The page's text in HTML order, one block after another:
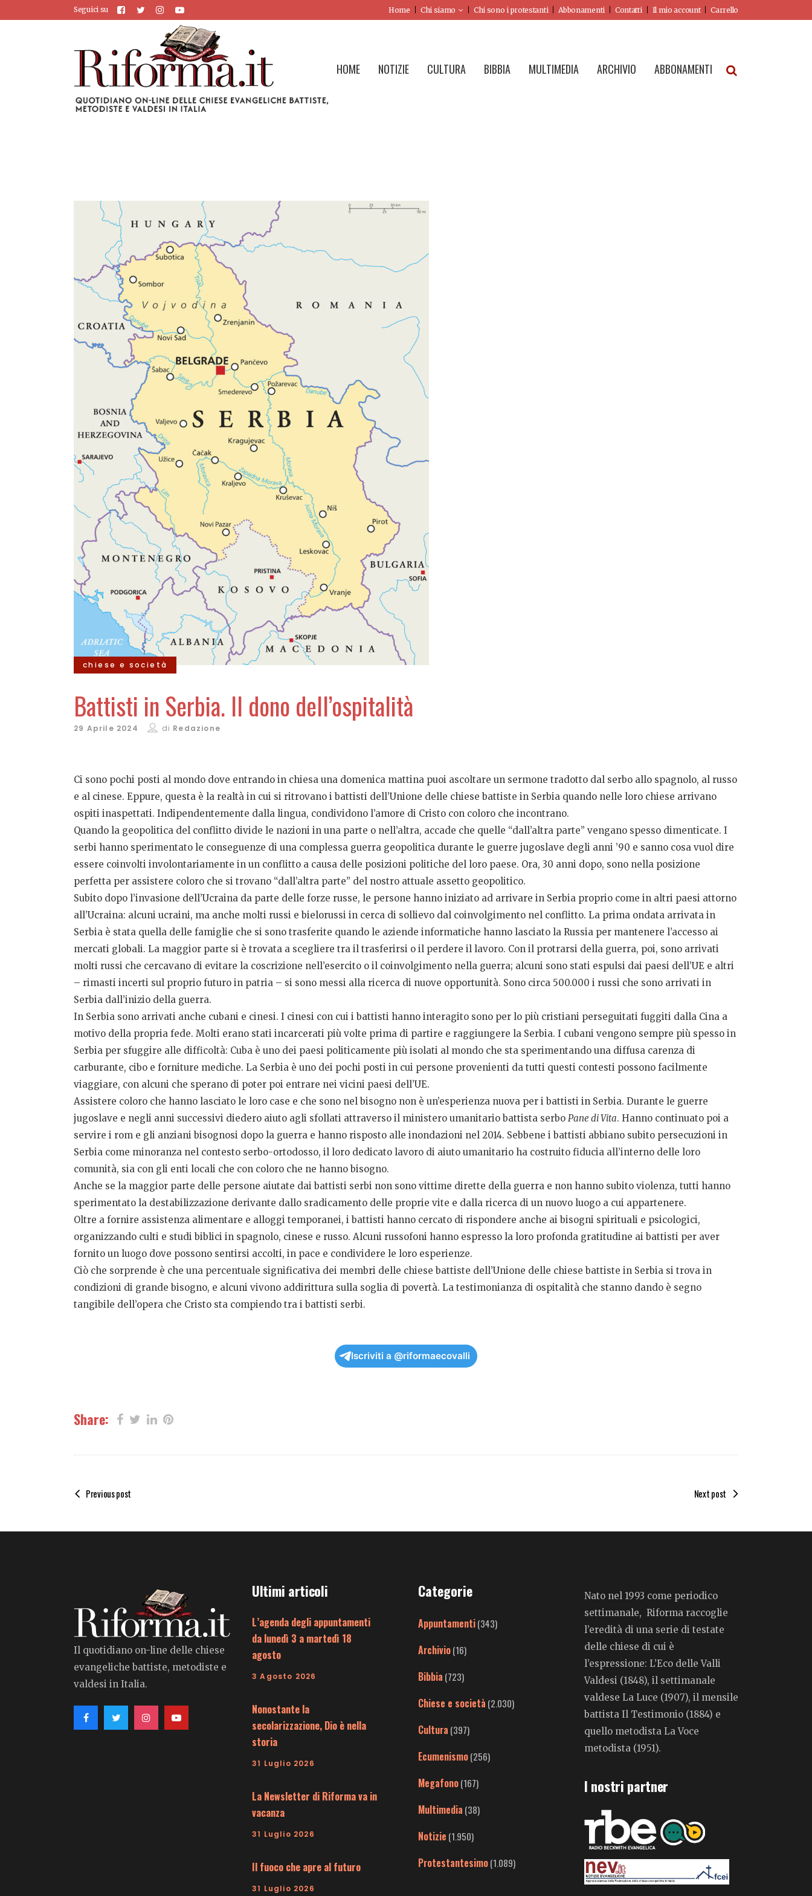
Seguici su Home Chi siamo Chi sono i protestanti Abbonamenti Contatti Il mio account Carrello
HOME NOTIZIE CULTURA BIBBIA MULTIMEDIA ARCHIVIO ABBONAMENTI
chiese e società
Battisti in Serbia. Il dono dell’ospitalità
29 Aprile 2024 di Redazione
Ci sono pochi posti al mondo dove entrando in chiesa una domenica mattina puoi ascoltare un sermone tradotto dal serbo allo spagnolo, al russo
e al cinese. Eppure, questa è la realtà in cui si ritrovano i battisti dell’Unione delle chiese battiste in Serbia quando nelle loro chiese arrivano
ospiti inaspettati. Indipendentemente dalla lingua, condividono l’amore di Cristo con coloro che incontrano.
Quando la geopolitica del conflitto divide le nazioni in una parte o nell’altra, accade che quelle “dall’altra parte” vengano spesso dimenticate. I
serbi hanno sperimentato le conseguenze di una complessa guerra geopolitica durante le guerre jugoslave degli anni ’90 e sanno cosa vuol dire
essere coinvolti involontariamente in un conflitto a causa delle posizioni politiche del loro paese. Ora, 30 anni dopo, sono nella posizione
perfetta per assistere coloro che si trovano “dall’altra parte” del nostro attuale assetto geopolitico.
Subito dopo l’invasione dell’Ucraina da parte delle forze russe, le persone hanno iniziato ad arrivare in Serbia proprio come in altri paesi attorno
all’Ucraina: alcuni ucraini, ma anche molti russi e bielorussi in cerca di sollievo dal coinvolgimento nel conflitto. La prima ondata arrivata in
Serbia è stata quella delle famiglie che si sono trasferite quando le aziende informatiche hanno lasciato la Russia per mantenere l’accesso ai
mercati globali. La maggior parte si è trovata a scegliere tra il trasferirsi o il perdere il lavoro. Con il protrarsi della guerra, poi, sono arrivati
molti russi che cercavano di evitare la coscrizione nell’esercito o il coinvolgimento nella guerra; alcuni sono stati espulsi dai paesi dell’UE e altri
– rimasti incerti sul proprio futuro in patria – si sono messi alla ricerca di nuove opportunità. Sono circa 500.000 i russi che sono arrivati in
Serbia dall’inizio della guerra.
In Serbia sono arrivati anche cubani e cinesi. I cinesi con cui i battisti hanno interagito sono per lo più cristiani perseguitati fuggiti dalla Cina a
motivo della propria fede. Molti erano stati incarcerati più volte prima di partire e raggiungere la Serbia. I cubani vengono sempre più spesso in
Serbia per sfuggire alle difficoltà: Cuba è uno dei paesi politicamente più isolati al mondo che sta sperimentando una diffusa carenza di
carburante, cibo e forniture mediche. La Serbia è uno dei pochi posti in cui persone provenienti da tutti questi contesti possono facilmente
viaggiare, con alcuni che sperano di poter poi entrare nei vicini paesi dell’UE.
Assistere coloro che hanno lasciato le loro case e che sono nel bisogno non è un’esperienza nuova per i battisti in Serbia. Durante le guerre
jugoslave e negli anni successivi diedero aiuto agli sfollati attraverso il ministero umanitario battista serbo Pane di Vita. Hanno continuato poi a
servire i rom e gli anziani bisognosi dopo la guerra e hanno risposto alle inondazioni nel 2014. Sebbene i battisti abbiano subito persecuzioni in
Serbia come minoranza nel contesto serbo-ortodosso, il loro dedicato lavoro di aiuto umanitario ha costruito fiducia all’interno delle loro
comunità, sia con gli enti locali che con coloro che ne hanno bisogno.
Anche se la maggior parte delle persone aiutate dai battisti serbi non sono vittime dirette della guerra e non hanno subito violenza, tutti hanno
sperimentato la destabilizzazione derivante dallo sradicamento delle proprie vite e dalla ricerca di un nuovo luogo a cui appartenere.
Oltre a fornire assistenza alimentare e alloggi temporanei, i battisti hanno cercato di rispondere anche ai bisogni spirituali e psicologici,
organizzando culti e studi biblici in spagnolo, cinese e russo. Alcuni russofoni hanno espresso la loro profonda gratitudine ai battisti per aver
fornito un luogo dove possono sentirsi accolti, in pace e condividere le loro esperienze.
Ciò che sorprende è che una percentuale significativa dei membri delle chiese battiste dell’Unione delle chiese battiste in Serbia si trova in
condizioni di grande bisogno, e alcuni vivono addirittura sulla soglia di povertà. La testimonianza di ospitalità che stanno dando è segno
tangibile dell’opera che Cristo sta compiendo tra i battisti serbi.
Iscriviti a @riformaecovalli
Share:
Previous post Next post
Il quotidiano on-line delle chiese
evangeliche battiste, metodiste e
valdesi in Italia.
Ultimi articoli
L’agenda degli appuntamenti
da lunedì 3 a martedì 18
agosto
3 Agosto 2026
Nonostante la
secolarizzazione, Dio è nella
storia
31 Luglio 2026
La Newsletter di Riforma va in
vacanza
31 Luglio 2026
Il fuoco che apre al futuro
31 Luglio 2026
Categorie
Appuntamenti(343)
Archivio(16)
Bibbia (723)
Chiese e società (2.030)
Cultura (397)
Ecumenismo(256)
Megafono(167)
Multimedia (38)
Notizie (1.950)
Protestantesimo(1.089)
Nato nel 1993 come periodico
settimanale, Riforma raccoglie
l’eredità di una serie di testate
delle chiese di cui è
l’espressione: L’Eco delle Valli
Valdesi (1848), il settimanale
valdese La Luce (1907), il mensile
battista Il Testimonio (1884) e
quello metodista La Voce
metodista (1951).
I nostri partner